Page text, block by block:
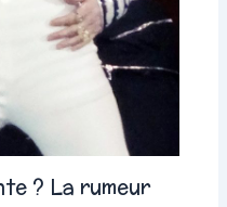
? La rumeur